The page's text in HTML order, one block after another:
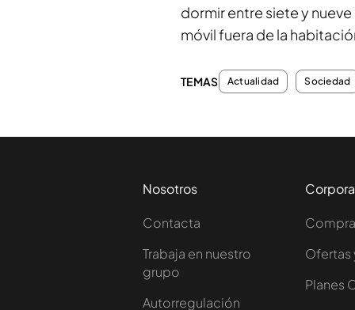
dormir entre siete y
móvil fuera de la
TEMAS Actualidad Sociedad
Nosotros
Contacta
Trabaja en nuestro
grupo
Autorregulación
Ofertas
Planes